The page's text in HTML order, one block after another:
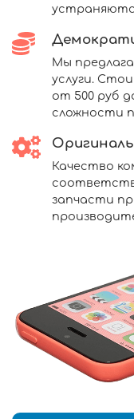
Мы
услуги.
от 500 руб
сложности
Качество
запчасти